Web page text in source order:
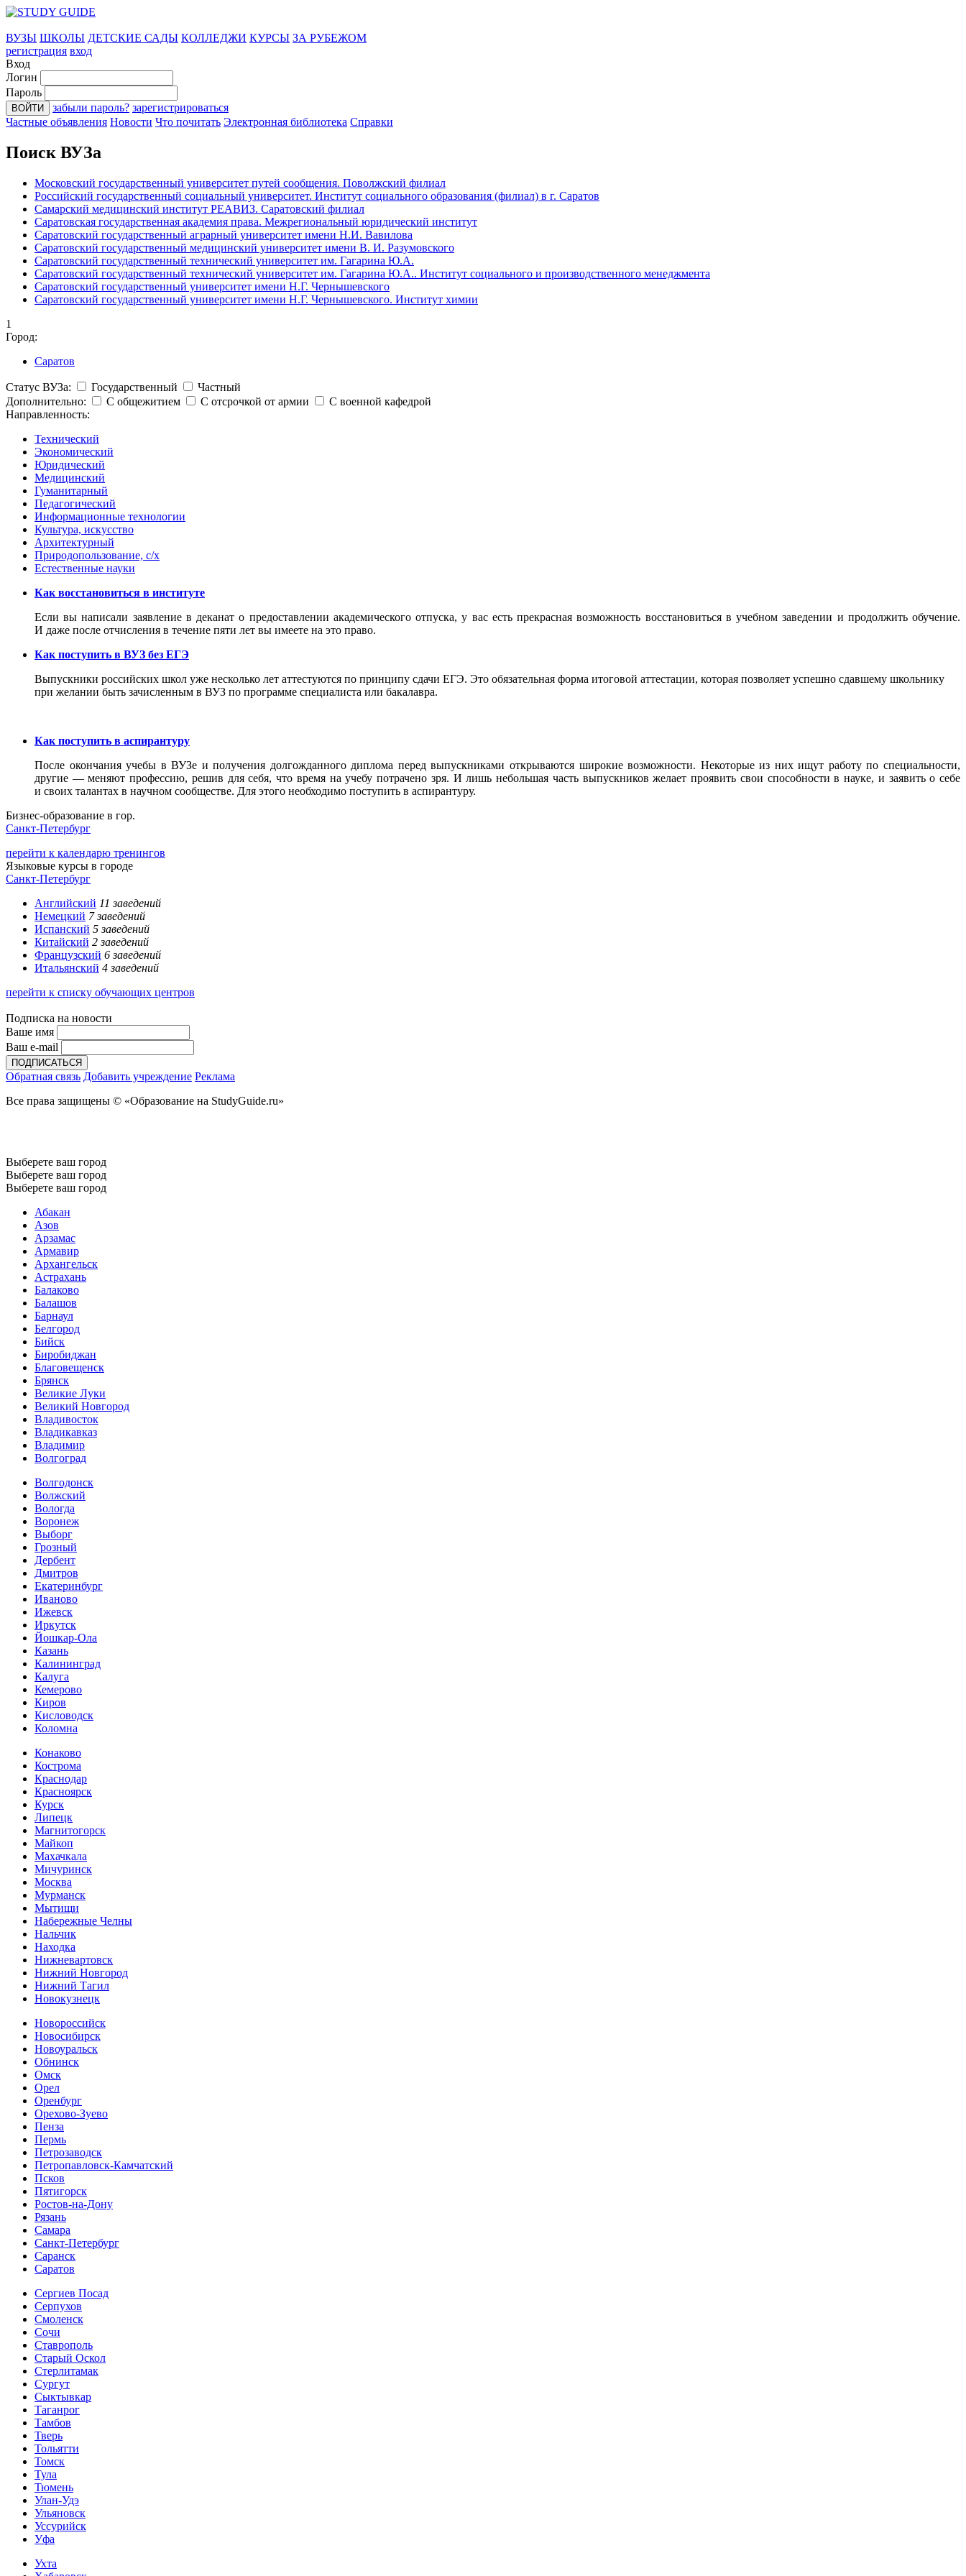
ВУЗЫ ШКОЛЫ ДЕТСКИЕ САДЫ КОЛЛЕДЖИ КУРСЫ ЗА РУБЕЖОМ
регистрация вход
Вход
Логин
Пароль
забыли пароль? зарегистрироваться
Частные объявления Новости Что почитать Электронная библиотека Справки
Поиск ВУЗа
Московский государственный университет путей сообщения. Поволжский филиал
Российский государственный социальный университет. Институт социального образования (филиал) в г. Саратов
Самарский медицинский институт РЕАВИЗ. Саратовский филиал
Саратовская государственная академия права. Межрегиональный юридический институт
Саратовский государственный аграрный университет имени Н.И. Вавилова
Саратовский государственный медицинский университет имени В. И. Разумовского
Саратовский государственный технический университет им. Гагарина Ю.А.
Саратовский государственный технический университет им. Гагарина Ю.А.. Институт социального и производственного менеджмента
Саратовский государственный университет имени Н.Г. Чернышевского
Саратовский государственный университет имени Н.Г. Чернышевского. Институт химии
1
Город:
Саратов
Статус ВУЗа: Государственный
Частный
Дополнительно:
С общежитием С отсрочкой от армии
С военной кафедрой
Направленность:
Технический
Экономический
Юридический
Медицинский
Гуманитарный
Педагогический
Информационные технологии
Культура, искусство
Архитектурный
Природопользование, с/х
Естественные науки
Как восстановиться в институте
Если вы написали заявление в деканат о предоставлении академического отпуска, у вас есть прекрасная возможность восстановиться в учебном заведении и продолжить обучение.
И даже после отчисления в течение пяти лет вы имеете на это право.
Как поступить в ВУЗ без ЕГЭ
Выпускники российских школ уже несколько лет аттестуются по принципу сдачи ЕГЭ. Это обязательная форма итоговой аттестации, которая позволяет успешно сдавшему школьнику
при желании быть зачисленным в ВУЗ по программе специалиста или бакалавра.
Как поступить в аспирантуру
После окончания учебы в ВУЗе и получения долгожданного диплома перед выпускниками открываются широкие возможности. Некоторые из них ищут работу по специальности,
другие — меняют профессию, решив для себя, что время на учебу потрачено зря. И лишь небольшая часть выпускников желает проявить свои способности в науке, и заявить о себе
и своих талантах в научном сообществе. Для этого необходимо поступить в аспирантуру.
Бизнес-образование в гор.
Санкт-Петербург
перейти к календарю тренингов
Языковые курсы в городе
Санкт-Петербург
Английский 11 заведений
Немецкий 7 заведений
Испанский 5 заведений
Китайский 2 заведений
Французский 6 заведений
Итальянский 4 заведений
перейти к списку обучающих центров
Подписка на новости
Ваше имя
Ваш e-mail
Обратная связь Добавить учреждение Реклама
Все права защищены © «Образование на StudyGuide.ru»
Выберете ваш город
Выберете ваш город
Выберете ваш город
Абакан
Азов
Арзамас
Армавир
Архангельск
Астрахань
Балаково
Балашов
Барнаул
Белгород
Бийск
Биробиджан
Благовещенск
Брянск
Великие Луки
Великий Новгород
Владивосток
Владикавказ
Владимир
Волгоград
Волгодонск
Волжский
Вологда
Воронеж
Выборг
Грозный
Дербент
Дмитров
Екатеринбург
Иваново
Ижевск
Иркутск
Йошкар-Ола
Казань
Калининград
Калуга
Кемерово
Киров
Кисловодск
Коломна
Конаково
Кострома
Краснодар
Красноярск
Курск
Липецк
Магнитогорск
Майкоп
Махачкала
Мичуринск
Москва
Мурманск
Мытищи
Набережные Челны
Нальчик
Находка
Нижневартовск
Нижний Новгород
Нижний Тагил
Новокузнецк
Новороссийск
Новосибирск
Новоуральск
Обнинск
Омск
Орел
Оренбург
Орехово-Зуево
Пенза
Пермь
Петрозаводск
Петропавловск-Камчатский
Псков
Пятигорск
Ростов-на-Дону
Рязань
Самара
Санкт-Петербург
Саранск
Саратов
Сергиев Посад
Серпухов
Смоленск
Сочи
Ставрополь
Старый Оскол
Стерлитамак
Сургут
Сыктывкар
Таганрог
Тамбов
Тверь
Тольятти
Томск
Тула
Тюмень
Улан-Удэ
Ульяновск
Уссурийск
Уфа
Ухта